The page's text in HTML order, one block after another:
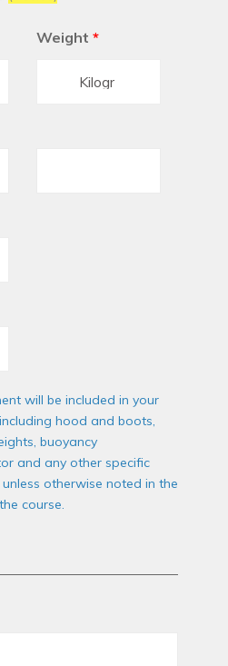
Weight *
will be included in your
hood and boots,
buoyancy
and any other specific
otherwise noted in the
course.